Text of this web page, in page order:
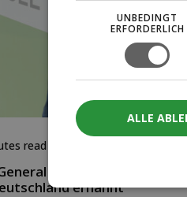
read
Manager von
ernannt
UNBEDINGT
ERFORDERLICH
ALLE